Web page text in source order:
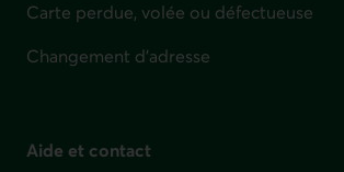
Carte perdue, volée ou défectueuse
Changement d'adresse
Aide et contact